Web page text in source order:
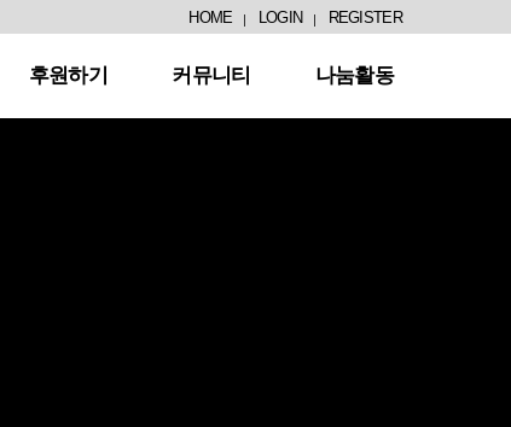
HOME LOGIN REGISTER
후원하기 커뮤니티 나눔활동